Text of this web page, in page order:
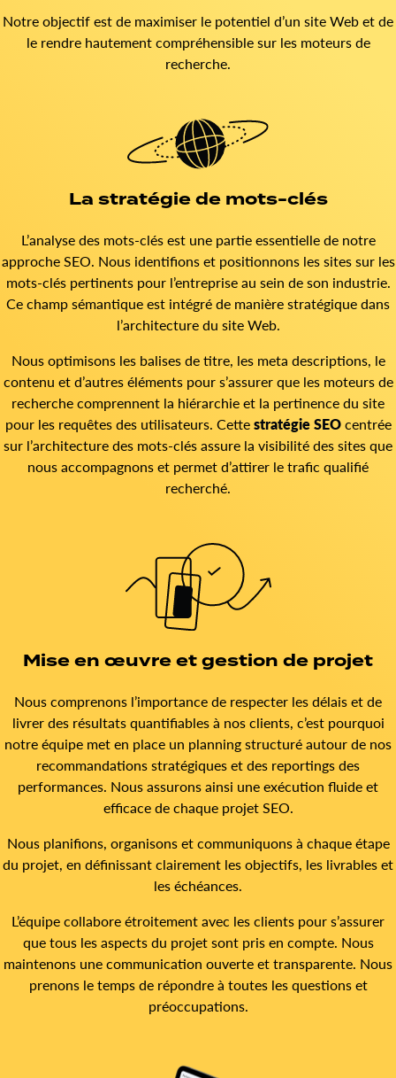
Notre objectif est de maximiser le potentiel d’un site Web et de
le rendre hautement compréhensible sur les moteurs de
recherche.
La stratégie de mots-clés
L’analyse des mots-clés est une partie essentielle de notre
approche SEO. Nous identifions et positionnons les sites sur les
mots-clés pertinents pour l’entreprise au sein de son industrie.
Ce champ sémantique est intégré de manière stratégique dans
l’architecture du site Web.
Nous optimisons les balises de titre, les meta descriptions, le
contenu et d’autres éléments pour s’assurer que les moteurs de
recherche comprennent la hiérarchie et la pertinence du site
pour les requêtes des utilisateurs. Cettestratégie SEOcentrée
sur l’architecture des mots-clés assure la visibilité des sites que
nous accompagnons et permet d’attirer le trafic qualifié
recherché.
Mise en œuvre et gestion de projet
Nous comprenons l’importance de respecter les délais et de
livrer des résultats quantifiables à nos clients, c’est pourquoi
notre équipe met en place un planning structuré autour de nos
recommandations stratégiques et des reportings des
performances. Nous assurons ainsi une exécution fluide et
efficace de chaque projet SEO.
Nous planifions, organisons et communiquons à chaque étape
du projet, en définissant clairement les objectifs, les livrables et
les échéances.
L’équipe collabore étroitement avec les clients pour s’assurer
que tous les aspects du projet sont pris en compte. Nous
maintenons une communication ouverte et transparente. Nous
prenons le temps de répondre à toutes les questions et
préoccupations.